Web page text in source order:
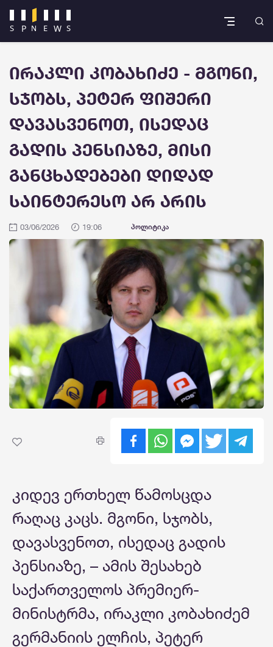
ირაკლი კობახიძე - მგონი,
სჯობს, პეტერ ფიშერი
დავასვენოთ, ისედაც
გადის პენსიაზე, მისი
განცხადებები დიდად
საინტერესო არ არის
03/06/2026 19:06 პოლიტიკა
კიდევ ერთხელ წამოსცდა
რაღაც კაცს. მგონი, სჯობს,
დავასვენოთ, ისედაც გადის
პენსიაზე, – ამის შესახებ
საქართველოს პრემიერ-
მინისტრმა, ირაკლი კობახიძემ
გერმანიის ელჩის, პეტერ